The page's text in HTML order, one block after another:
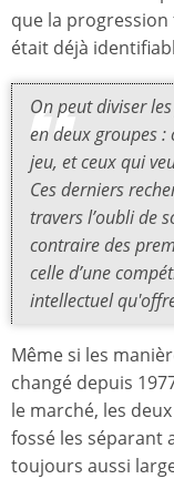
que la
était déjà
On peut diviser
en deux groupes
jeu, et ceux qui
Ces derniers
travers l’oubli de
contraire des
celle d’une
intellectuel
Même si les
changé depuis
le marché, les
fossé les séparant
toujours aussi